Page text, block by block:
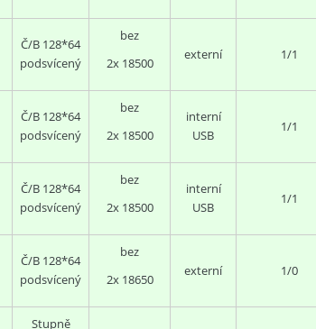
Č/B 128*64
podsvícený
bez
2x 18500
externí 1/1
Č/B 128*64
podsvícený
bez
2x 18500
interní
USB
1/1
Č/B 128*64
podsvícený
bez
2x 18500
interní
USB
1/1
Č/B 128*64
podsvícený
bez
2x 18650
externí 1/0
Stupně